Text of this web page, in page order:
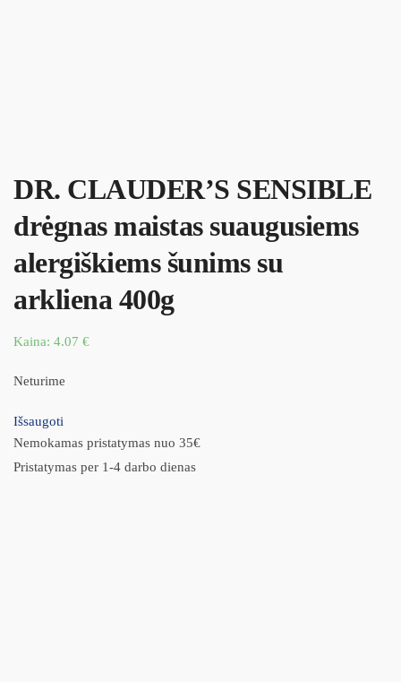
DR. CLAUDER’S SENSIBLE
drėgnas maistas suaugusiems
alergiškiems šunims su
arkliena 400g
Kaina: 4.07 €
Neturime
Išsaugoti
Nemokamas pristatymas nuo 35€
Pristatymas per 1-4 darbo dienas